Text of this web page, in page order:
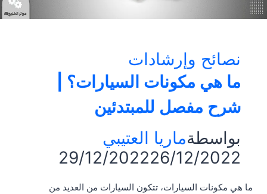
نصائح وإرشادات
ما هي مكونات السيارات؟ |
شرح مفصل للمبتدئين
بواسطةماريا العتيبي
29/12/202226/12/2022
ما هي مكونات السيارات، تتكون السيارات من العديد من